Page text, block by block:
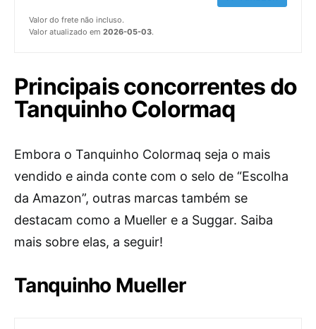
Valor do frete não incluso.
Valor atualizado em 2026-05-03.
Principais concorrentes do
Tanquinho Colormaq
Embora o Tanquinho Colormaq seja o mais
vendido e ainda conte com o selo de “Escolha
da Amazon”, outras marcas também se
destacam como a Mueller e a Suggar. Saiba
mais sobre elas, a seguir!
Tanquinho Mueller